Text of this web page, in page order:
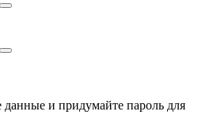
и придумайте пароль для